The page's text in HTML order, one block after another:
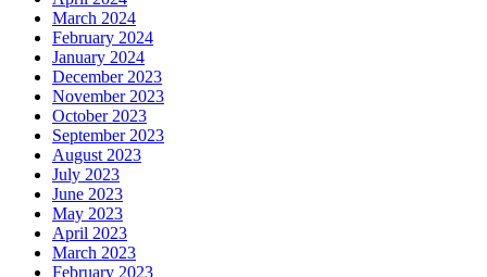
March 2024
February 2024
January 2024
December 2023
November 2023
October 2023
September 2023
August 2023
July 2023
June 2023
May 2023
April 2023
March 2023
February 2023